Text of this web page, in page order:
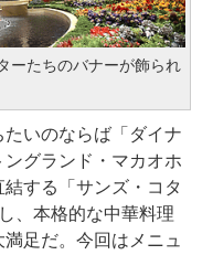
ーたちのバナーが飾られ
いのならば「ダイナ
グランド・マカオホ
する「サンズ・コタ
、本格的な中華料理
足だ。今回はメニュ